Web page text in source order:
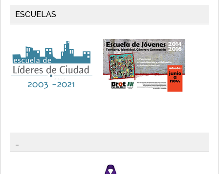
ESCUELAS